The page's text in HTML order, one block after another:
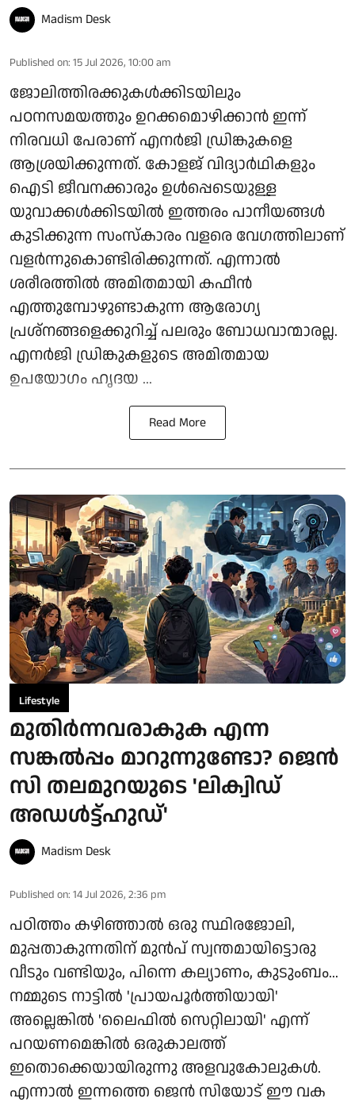
Madism Desk
Published on: 15 Jul 2026, 10:00 am
ജോലിത്തിരക്കുകൾക്കിടയിലും
പഠനസമയത്തും ഉറക്കമൊഴിക്കാൻ ഇന്ന്
നിരവധി പേരാണ് എനർജി ഡ്രിങ്കുകളെ
ആശ്രയിക്കുന്നത്. കോളജ് വിദ്യാർഥികളും
ഐടി ജീവനക്കാരും ഉൾപ്പെടെയുള്ള
യുവാക്കൾക്കിടയിൽ ഇത്തരം പാനീയങ്ങൾ
കുടിക്കുന്ന സംസ്കാരം വളരെ വേഗത്തിലാണ്
വളർന്നുകൊണ്ടിരിക്കുന്നത്. എന്നാൽ
ശരീരത്തിൽ അമിതമായി കഫീൻ
എത്തുമ്പോഴുണ്ടാകുന്ന ആരോഗ്യ
പ്രശ്നങ്ങളെക്കുറിച്ച് പലരും ബോധവാന്മാരല്ല.
എനർജി ഡ്രിങ്കുകളുടെ അമിതമായ
ഉപയോഗം ഹൃദയ ...
Read More
Lifestyle
മുതിർന്നവരാകുക എന്ന
സങ്കൽപ്പം മാറുന്നുണ്ടോ? ജെൻ
സി തലമുറയുടെ 'ലിക്വിഡ്
അഡൾട്ട്ഹുഡ്'
Madism Desk
Published on: 14 Jul 2026, 2:36 pm
പഠിത്തം കഴിഞ്ഞാൽ ഒരു സ്ഥിരജോലി,
മുപ്പതാകുന്നതിന് മുൻപ് സ്വന്തമായിട്ടൊരു
വീടും വണ്ടിയും, പിന്നെ കല്യാണം, കുടുംബം...
നമ്മുടെ നാട്ടിൽ 'പ്രായപൂർത്തിയായി'
അല്ലെങ്കിൽ 'ലൈഫിൽ സെറ്റിലായി' എന്ന്
പറയണമെങ്കിൽ ഒരുകാലത്ത്
ഇതൊക്കെയായിരുന്നു അളവുകോലുകൾ.
എന്നാൽ ഇന്നത്തെ ജെൻ സിയോട് ഈ വക